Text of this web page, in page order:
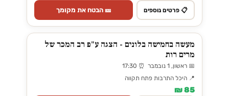
📋 פרטים נוספים 🎫 הבטח את מקומך
מעשה בחמישה בלונים - הצגה ע"פ רב המכר של
מרים רות
📅 ראשון, 1 נובמבר ⏰ 17:30
📍 היכל התרבות פתח תקווה
85 ₪